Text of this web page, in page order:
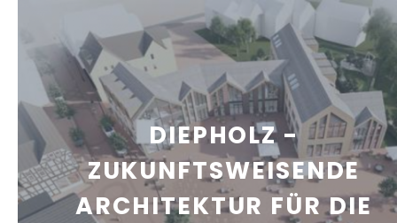
DIEPHOLZ -
ZUKUNFTSWEISENDE
ARCHITEKTUR FÜR DIE